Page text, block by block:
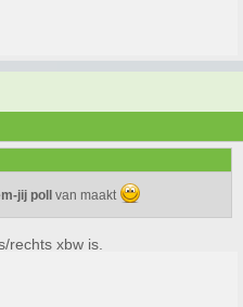
jij poll van maakt
rechts xbw is.